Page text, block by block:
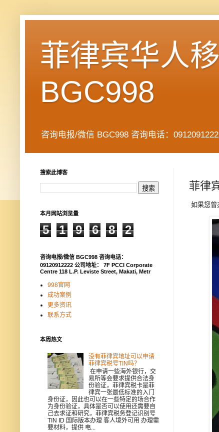
菲律宾华人
BGC998
咨询电报/微信 BGC998 咨询电话：
菲律
如果您曾
搜索此博客
本月网站浏览量
5 1 9 6 8 2
咨询电报/微信 BGC998 咨询电话：
09120912222 公司地址： 7F PCCI Corporate
Centre 118 L.P. Leviste Street, Makati, Metr
998官网
成功案例
更多资讯
联系方式
本周热文
没有菲律宾地址可以申请
菲律宾税号TIN吗？
在申请一些海外银行，交
易所等会要求提供合法身
份验证，菲律宾税卡是菲
律宾一张最低标准的入门
身份证，因此也可以在一些特定的场合作
为身份验证，具体是否可以使用还需要自
己去求证和研究，菲律宾税务登记识别号
TIN ID 国际版本办理 客人境外可用 办理需
要材料，提供 电...